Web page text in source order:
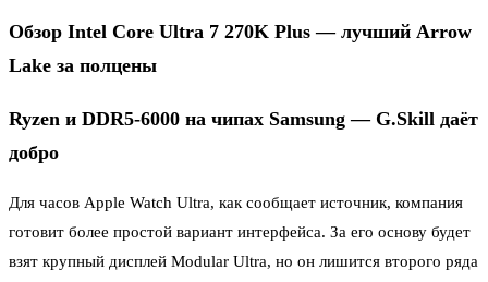
Обзор Intel Core Ultra 7 270K Plus — лучший Arrow
Lake за полцены
Ryzen и DDR5-6000 на чипах Samsung — G.Skill даёт
добро
Для часов Apple Watch Ultra, как сообщает источник, компания
готовит более простой вариант интерфейса. За его основу будет
взят крупный дисплей Modular Ultra, но он лишится второго ряда